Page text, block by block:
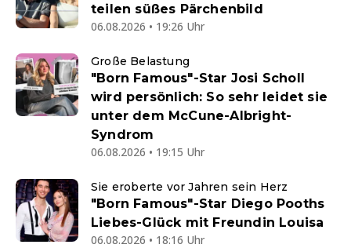
teilen süßes Pärchenbild
06.08.2026 • 19:26 Uhr
Große Belastung
"Born Famous"-Star Josi Scholl
wird persönlich: So sehr leidet sie
unter dem McCune-Albright-
Syndrom
06.08.2026 • 19:15 Uhr
Sie eroberte vor Jahren sein Herz
"Born Famous"-Star Diego Pooths
Liebes-Glück mit Freundin Louisa
06.08.2026 • 18:16 Uhr